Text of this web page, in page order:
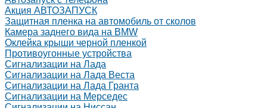
Акция АВТОЗАПУСК
Защитная пленка на автомобиль от сколов
Камера заднего вида на BMW
Оклейка крыши черной пленкой
Противоугонные устройства
Сигнализации на Лада
Сигнализации на Лада Веста
Сигнализации на Лада Гранта
Сигнализации на Мерседес